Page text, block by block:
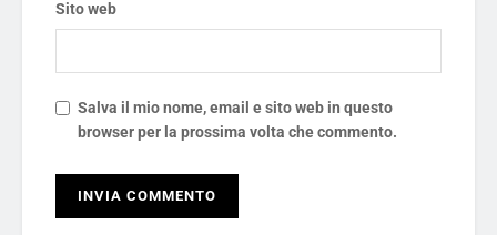
Sito web
Salva il mio nome, email e sito web in questo
browser per la prossima volta che commento.